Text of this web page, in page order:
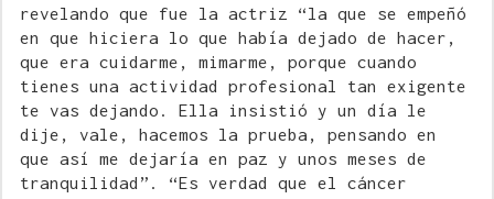
revelando que fue la actriz “la que se empeñó
en que hiciera lo que había dejado de hacer,
que era cuidarme, mimarme, porque cuando
tienes una actividad profesional tan exigente
te vas dejando. Ella insistió y un día le
dije, vale, hacemos la prueba, pensando en
que así me dejaría en paz y unos meses de
tranquilidad”. “Es verdad que el cáncer